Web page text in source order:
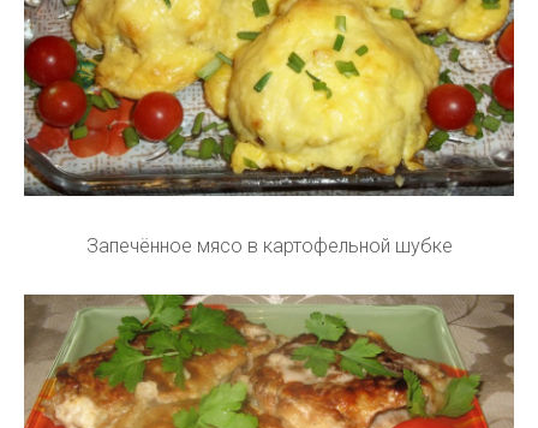
Запечённое мясо в картофельной шубке